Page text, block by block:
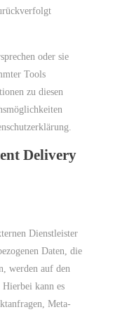
oder sie
Tools
zu diesen
Delivery
Dienstleister
Daten, die
werden auf den
Hierbei kann es
Meta-